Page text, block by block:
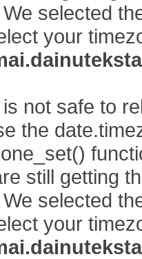
selected
your
not safe to
the
still getting
selected
your